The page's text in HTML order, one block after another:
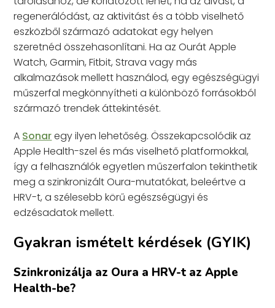
regenerálódást, az aktivitást és a több viselhető
eszközből származó adatokat egy helyen
szeretnéd összehasonlítani. Ha az Ourát Apple
Watch, Garmin, Fitbit, Strava vagy más
alkalmazások mellett használod, egy egészségügyi
műszerfal megkönnyítheti a különböző forrásokból
származó trendek áttekintését.
A Sonaregy ilyen lehetőség. Összekapcsolódik az
Apple Health-szel és más viselhető platformokkal,
így a felhasználók egyetlen műszerfalon tekinthetik
meg a szinkronizált Oura-mutatókat, beleértve a
HRV-t, a szélesebb körű egészségügyi és
edzésadatok mellett.
Gyakran ismételt kérdések (GYIK)
Szinkronizálja az Oura a HRV-t az Apple
Health-be?